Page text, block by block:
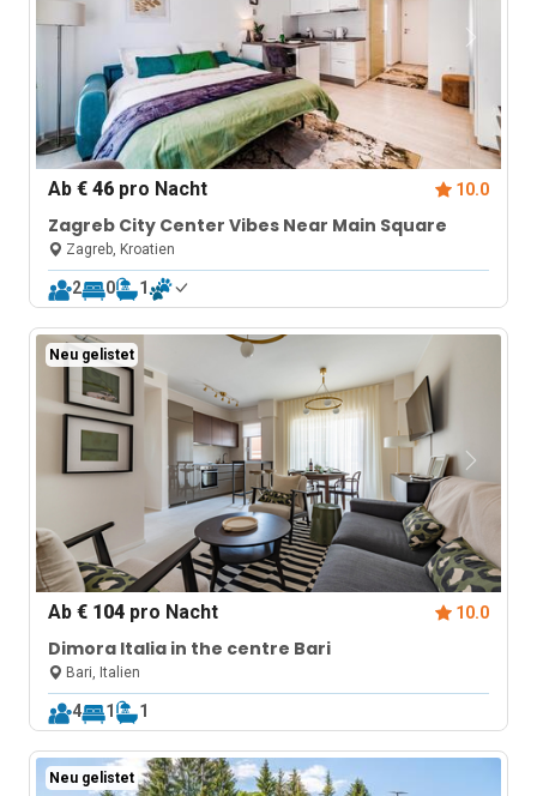
Ab€ 46 pro Nacht 10.0
Zagreb City Center Vibes Near Main Square
Zagreb, Kroatien
2 0 1
Neu gelistet
Ab€ 104 pro Nacht 10.0
Dimora Italia in the centre Bari
Bari, Italien
4 1 1
Neu gelistet